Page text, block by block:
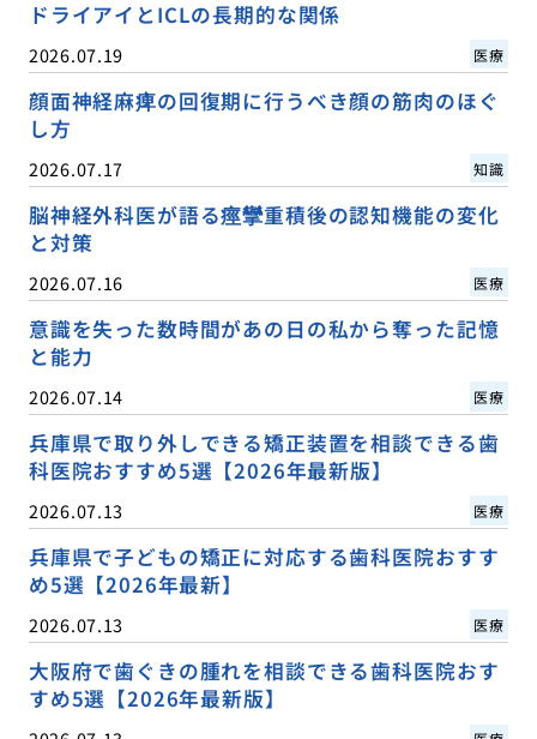
ドライアイとICLの長期的な関係
2026.07.19 医療
顔面神経麻痺の回復期に行うべき顔の筋肉のほぐ
し方
2026.07.17 知識
脳神経外科医が語る痙攣重積後の認知機能の変化
と対策
2026.07.16 医療
意識を失った数時間があの日の私から奪った記憶
と能力
2026.07.14 医療
兵庫県で取り外しできる矯正装置を相談できる歯
科医院おすすめ5選【2026年最新版】
2026.07.13 医療
兵庫県で子どもの矯正に対応する歯科医院おすす
め5選【2026年最新】
2026.07.13 医療
大阪府で歯ぐきの腫れを相談できる歯科医院おす
すめ5選【2026年最新版】